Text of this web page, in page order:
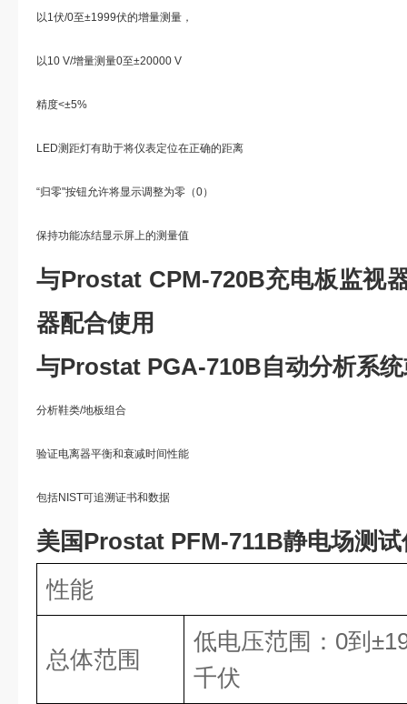
以1伏/0至±1999伏的增量测量，
以10 V/增量测量0至±20000 V
精度<±5%
LED测距灯有助于将仪表定位在正确的距离
“归零"按钮允许将显示调整为零（0）
保持功能冻结显示屏上的测量值
与Prostat CPM-720B充电板监视
器配合使用
与Prostat PGA-710B自动分析系
分析鞋类/地板组合
验证电离器平衡和衰减时间性能
包括NIST可追溯证书和数据
美国Prostat PFM-711B静电场测试
性能
总体范围
低电压范围： 0到
千伏